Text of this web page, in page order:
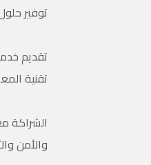
توفير
تقديم
تقنية
الشراكة
والأمن